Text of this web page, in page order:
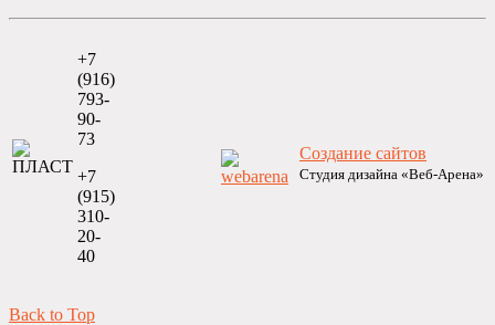
+7
(916)
793-
90-
73
+7
(915)
310-
20-
40
Создание сайтов
Студия дизайна «Веб-Арена»
Back to Top